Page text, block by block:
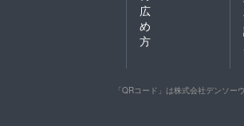
広
め
方
「QRコード」は株式会社デンソー